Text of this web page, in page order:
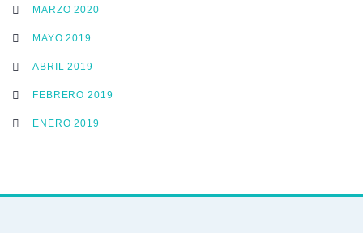
MARZO 2020
MAYO 2019
ABRIL 2019
FEBRERO 2019
ENERO 2019